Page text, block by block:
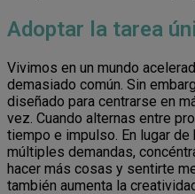
Adoptar la tarea
Vivimos en un mundo
demasiado común. Sin
diseñado para centrarse en
vez. Cuando alternas entre
tiempo e impulso. En lugar
múltiples demandas,
hacer más cosas y sentirte
también aumenta la